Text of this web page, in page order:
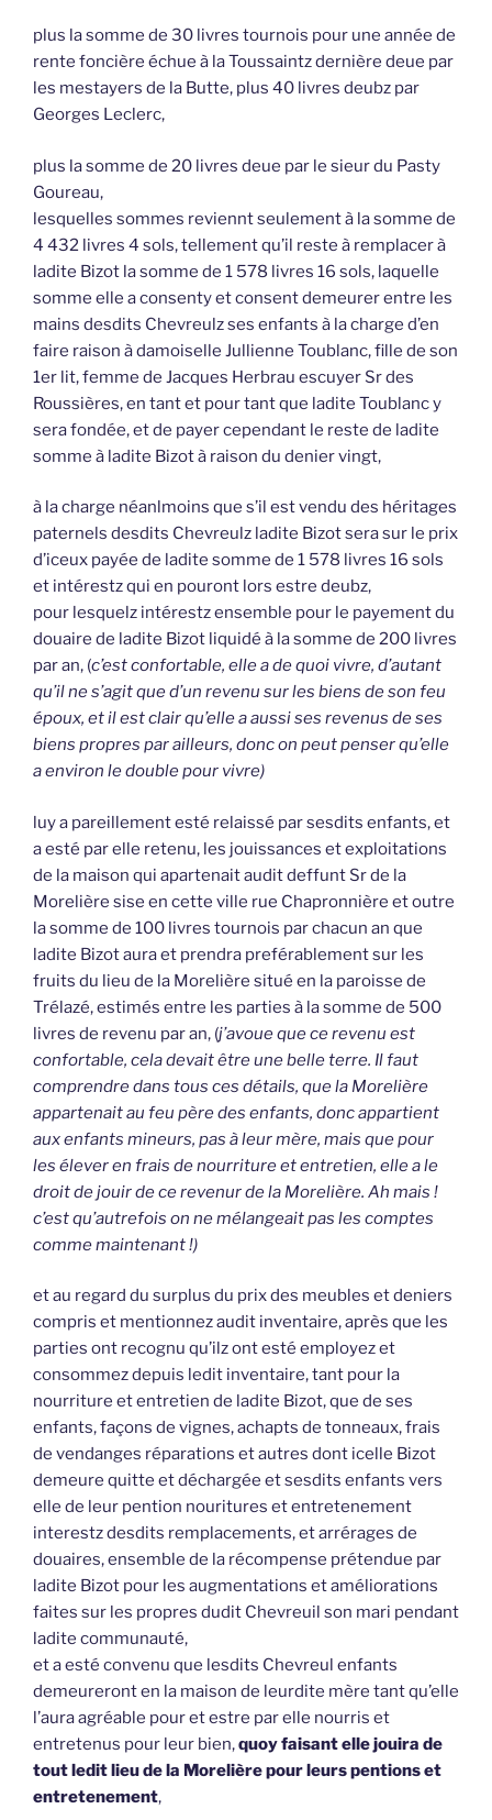
plus la somme de 30 livres tournois pour une année de
rente foncière échue à la Toussaintz dernière deue par
les mestayers de la Butte, plus 40 livres deubz par
Georges Leclerc,
plus la somme de 20 livres deue par le sieur du Pasty
Goureau,
lesquelles sommes reviennt seulement à la somme de
4 432 livres 4 sols, tellement qu’il reste à remplacer à
ladite Bizot la somme de 1 578 livres 16 sols, laquelle
somme elle a consenty et consent demeurer entre les
mains desdits Chevreulz ses enfants à la charge d’en
faire raison à damoiselle Jullienne Toublanc, fille de son
1er lit, femme de Jacques Herbrau escuyer Sr des
Roussières, en tant et pour tant que ladite Toublanc y
sera fondée, et de payer cependant le reste de ladite
somme à ladite Bizot à raison du denier vingt,
à la charge néanlmoins que s’il est vendu des héritages
paternels desdits Chevreulz ladite Bizot sera sur le prix
d’iceux payée de ladite somme de 1 578 livres 16 sols
et intérestz qui en pouront lors estre deubz,
pour lesquelz intérestz ensemble pour le payement du
douaire de ladite Bizot liquidé à la somme de 200 livres
par an, (c’est confortable, elle a de quoi vivre, d’autant
qu’il ne s’agit que d’un revenu sur les biens de son feu
époux, et il est clair qu’elle a aussi ses revenus de ses
biens propres par ailleurs, donc on peut penser qu’elle
a environ le double pour vivre)
luy a pareillement esté relaissé par sesdits enfants, et
a esté par elle retenu, les jouissances et exploitations
de la maison qui apartenait audit deffunt Sr de la
Morelière sise en cette ville rue Chapronnière et outre
la somme de 100 livres tournois par chacun an que
ladite Bizot aura et prendra preférablement sur les
fruits du lieu de la Morelière situé en la paroisse de
Trélazé, estimés entre les parties à la somme de 500
livres de revenu par an, (j’avoue que ce revenu est
confortable, cela devait être une belle terre. Il faut
comprendre dans tous ces détails, que la Morelière
appartenait au feu père des enfants, donc appartient
aux enfants mineurs, pas à leur mère, mais que pour
les élever en frais de nourriture et entretien, elle a le
droit de jouir de ce revenur de la Morelière. Ah mais !
c’est qu’autrefois on ne mélangeait pas les comptes
comme maintenant !)
et au regard du surplus du prix des meubles et deniers
compris et mentionnez audit inventaire, après que les
parties ont recognu qu’ilz ont esté employez et
consommez depuis ledit inventaire, tant pour la
nourriture et entretien de ladite Bizot, que de ses
enfants, façons de vignes, achapts de tonneaux, frais
de vendanges réparations et autres dont icelle Bizot
demeure quitte et déchargée et sesdits enfants vers
elle de leur pention nouritures et entretenement
interestz desdits remplacements, et arrérages de
douaires, ensemble de la récompense prétendue par
ladite Bizot pour les augmentations et améliorations
faites sur les propres dudit Chevreuil son mari pendant
ladite communauté,
et a esté convenu que lesdits Chevreul enfants
demeureront en la maison de leurdite mère tant qu’elle
l’aura agréable pour et estre par elle nourris et
entretenus pour leur bien,quoy faisant elle jouira de
tout ledit lieu de la Morelière pour leurs pentions et
entretenement,